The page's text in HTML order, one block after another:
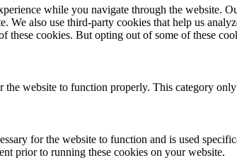
while you navigate through the website.
We also use third-party cookies that help us
these cookies. But opting out of some of these
the website to function properly. This category
for the website to function and is used
prior to running these cookies on your website.